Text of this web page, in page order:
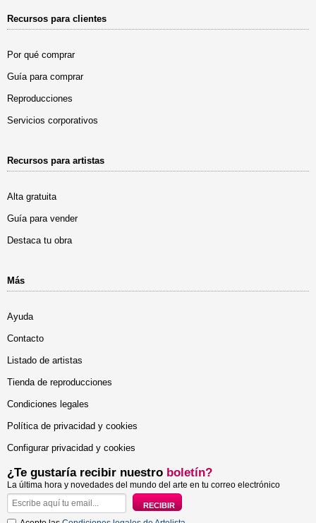
Recursos para clientes
Por qué comprar
Guía para comprar
Reproducciones
Servicios corporativos
Recursos para artistas
Alta gratuita
Guía para vender
Destaca tu obra
Más
Ayuda
Contacto
Listado de artistas
Tienda de reproducciones
Condiciones legales
Política de privacidad y cookies
Configurar privacidad y cookies
¿Te gustaría recibir nuestro boletín?
La última hora y novedades del mundo del arte en tu correo electrónico